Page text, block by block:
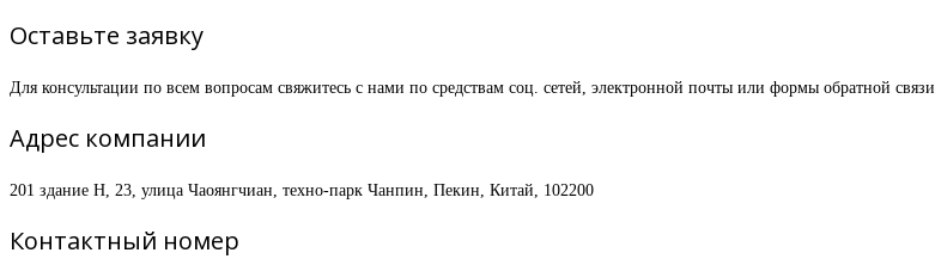
Оставьте заявку
Для консультации по всем вопросам свяжитесь с нами по средствам соц. сетей, электронной почты или формы обратной связи.
Адрес компании
201 здание H, 23, улица Чаоянгчиан, техно-парк Чанпин, Пекин, Китай, 102200
Контактный номер